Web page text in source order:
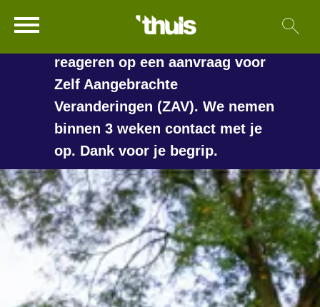
Naar hoofdinhoud
Naar hoofdnavigatiemenu
Naar zoeken
Naar de homepage
Ga naar Hoofd
langer duren voordat we
reageren op een aanvraag voor
Zelf Aangebrachte
Veranderingen (ZAV). We nemen
binnen 3 weken contact met je
op. Dank voor je begrip.